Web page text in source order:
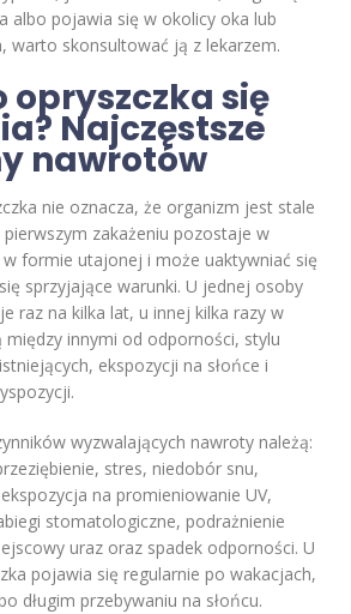
albo pojawia się w okolicy oka lub
warto skonsultować ją z lekarzem.
opryszczka się
Najczęstsze
nawrotów
nie oznacza, że organizm jest stale
pierwszym zakażeniu pozostaje w
w formie utajonej i może uaktywniać się
sprzyjające warunki. U jednej osoby
raz na kilka lat, u innej kilka razy w
między innymi od odporności, stylu
ekspozycji na słońce i
wyzwalających nawroty należą:
stres, niedobór snu,
na promieniowanie UV,
stomatologiczne, podrażnienie
uraz oraz spadek odporności. U
pojawia się regularnie po wakacjach,
długim przebywaniu na słońcu.